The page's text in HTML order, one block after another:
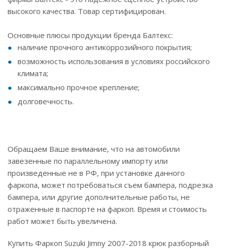
высокого качества. Товар сертифицирован.
Основные плюсы продукции бренда Балтекс:
наличие прочного антикоррозийного покрытия;
возможность использования в условиях российского
климата;
максимально прочное крепление;
долговечность.
Обращаем Ваше внимание, что на автомобили
завезенные по параллельному импорту или
произведенные не в РФ, при установке данного
фаркопа, может потребоваться съем бампера, подрезка
бампера, или другие дополнительные работы, не
отраженные в паспорте на фаркоп. Время и стоимость
работ может быть увеличена.
Купить Фаркоп Suzuki Jimny 2007-2018 крюк разборный